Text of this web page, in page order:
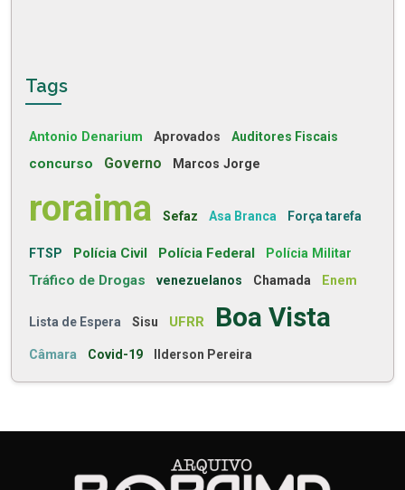
Tags
Antonio Denarium Aprovados Auditores Fiscais
concurso Governo Marcos Jorge
roraima Sefaz Asa Branca Força tarefa
FTSP Polícia Civil Polícia Federal Polícia Militar
Tráfico de Drogas venezuelanos Chamada Enem
Lista de Espera Sisu UFRR Boa Vista
Câmara Covid-19 Ilderson Pereira